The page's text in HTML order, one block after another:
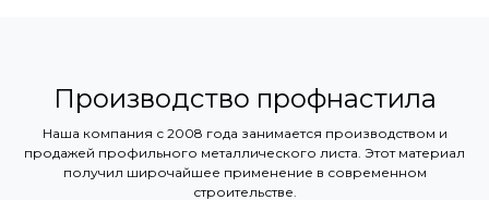
Производство профнастила
Наша компания с 2008 года занимается производством и
продажей профильного металлического листа. Этот материал
получил широчайшее применение в современном
строительстве.